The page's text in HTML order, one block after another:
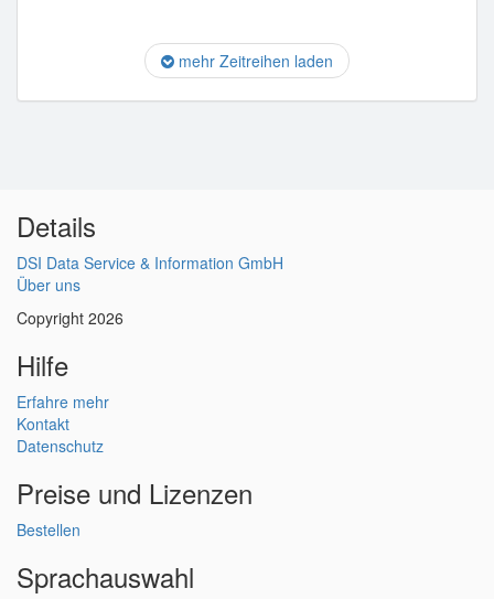
mehr Zeitreihen laden
Details
DSI Data Service & Information GmbH
Über uns
Copyright 2026
Hilfe
Erfahre mehr
Kontakt
Datenschutz
Preise und Lizenzen
Bestellen
Sprachauswahl